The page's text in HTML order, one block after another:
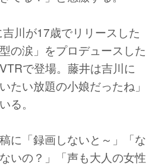
川が17歳でリリースした
の涙」をプロデュースした
で登場。藤井は吉川に
たい放題の小娘だったね」
る。
に「録画しないと～」「な
いの？」「声も大人の女性